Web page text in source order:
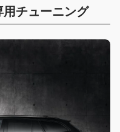
チューニング